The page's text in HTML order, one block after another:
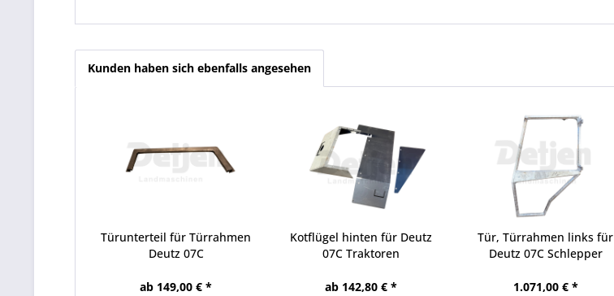
Kunden haben sich ebenfalls angesehen
Türunterteil für Türrahmen
Deutz 07C
ab 149,00 € *
Kotflügel hinten für Deutz
07C Traktoren
ab 142,80 € *
Tür, Türrahmen links für
Deutz 07C Schlepper
1.071,00 € *